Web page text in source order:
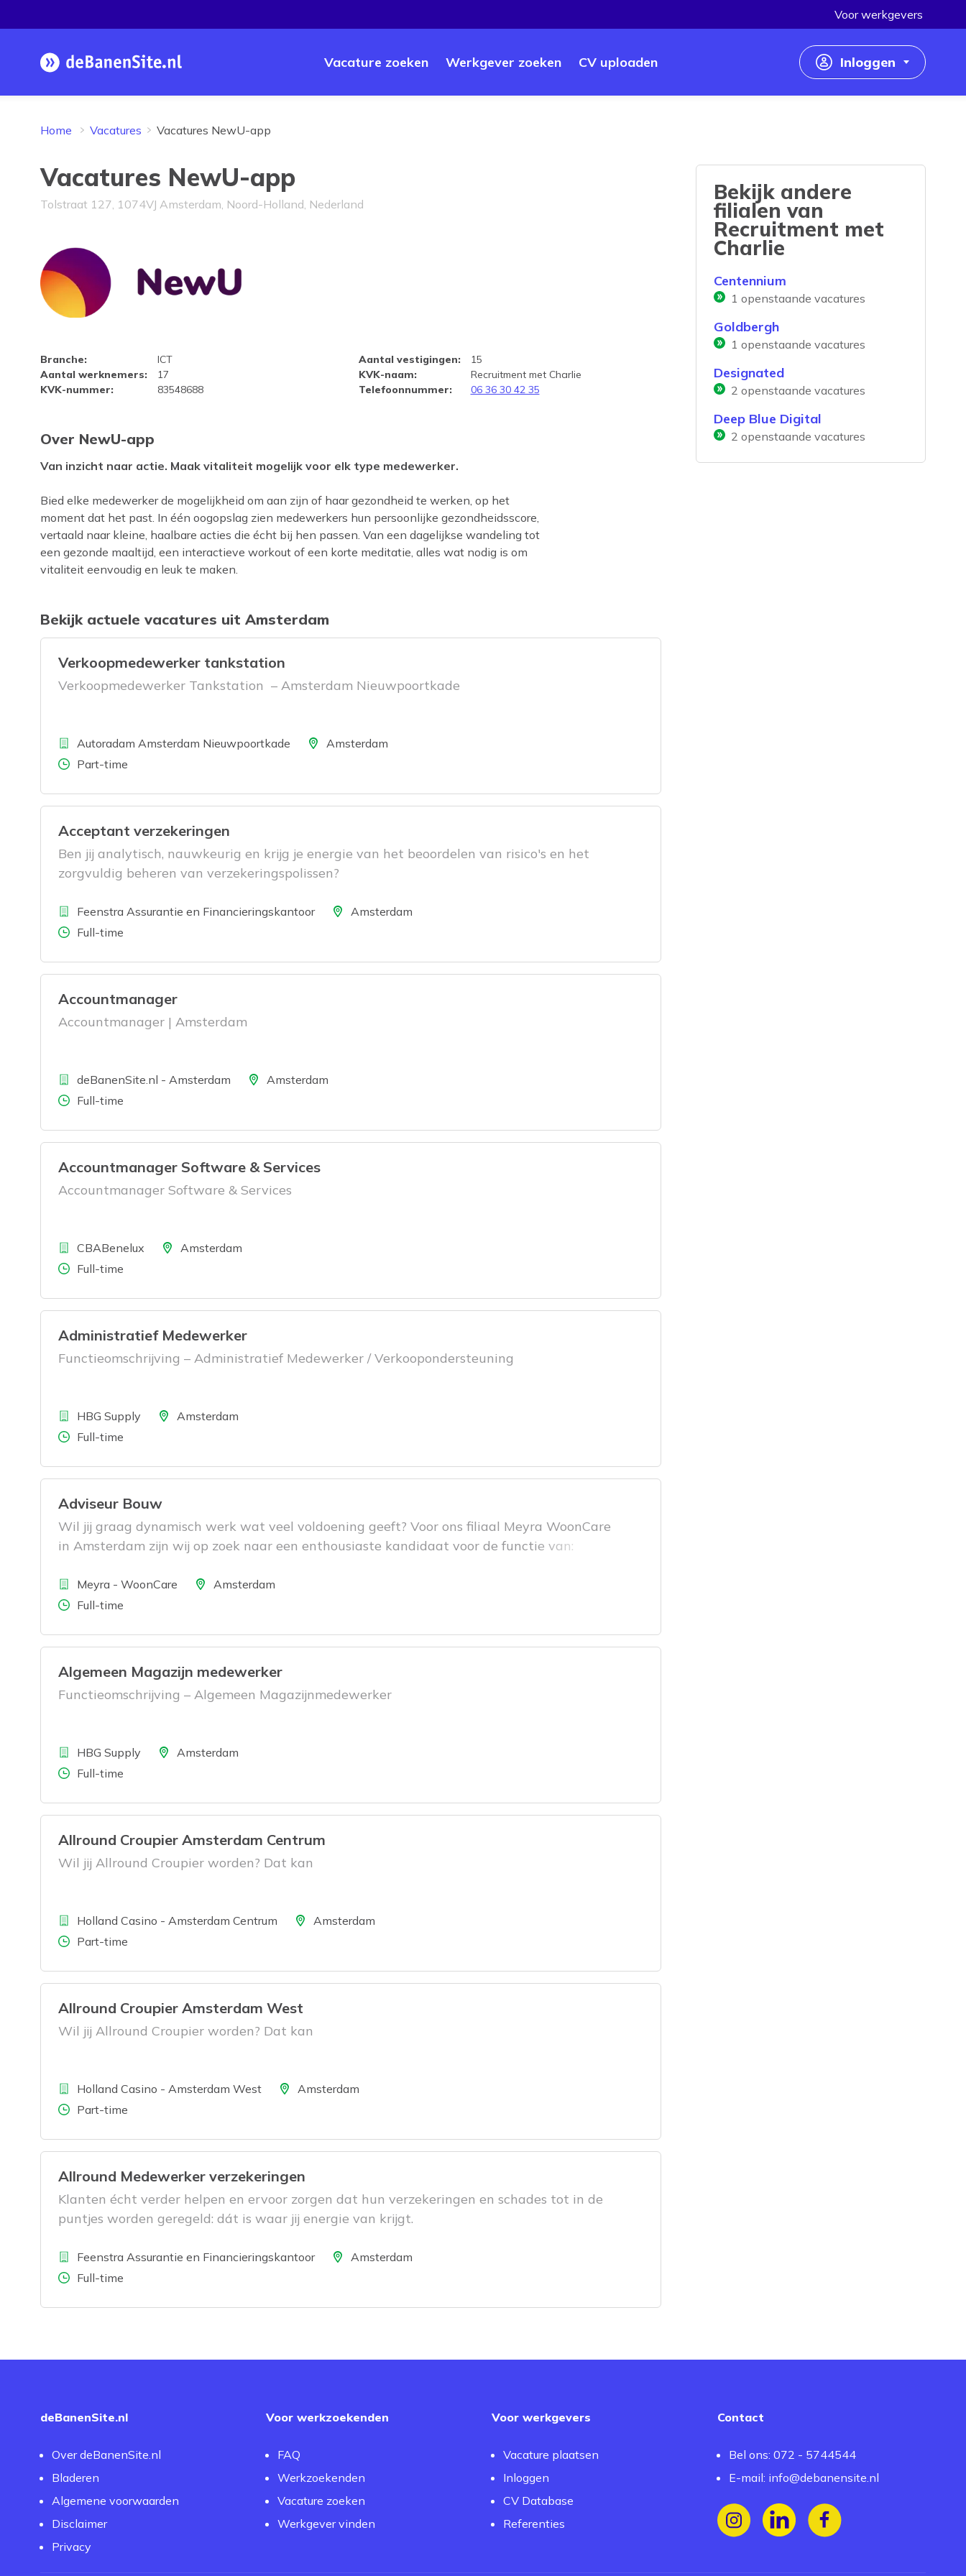
Homepage Vacature zoeken Werkgever zoeken CV uploaden
Voor werkgevers
Inloggen
Home Vacatures Vacatures NewU-app
Vacatures NewU-app
Tolstraat 127, 1074VJ Amsterdam, Noord-Holland, Nederland
Bedrijfsprofiel NewU-app
Branche: ICT Aantal vestigingen:
15
Aantal werknemers: 17 KVK-naam:
Recruitment met Charlie
KVK-nummer: 83548688 Telefoonnummer: 06 36 30 42 35
Over NewU-app
Van inzicht naar actie. Maak vitaliteit mogelijk voor elk type medewerker.
Bied elke medewerker de mogelijkheid om aan zijn of haar gezondheid te werken, op het
moment dat het past. In één oogopslag zien medewerkers hun persoonlijke gezondheidsscore,
vertaald naar kleine, haalbare acties die écht bij hen passen. Van een dagelijkse wandeling tot
een gezonde maaltijd, een interactieve workout of een korte meditatie, alles wat nodig is om
vitaliteit eenvoudig en leuk te maken.
Bekijk actuele vacatures uit Amsterdam
Verkoopmedewerker tankstation
Verkoopmedewerker Tankstation – Amsterdam Nieuwpoortkade
BedrijfAutoradam Amsterdam Nieuwpoortkade LocatieAmsterdam
Aantal uren
Part-time
Acceptant verzekeringen
Ben jij analytisch, nauwkeurig en krijg je energie van het beoordelen van risico's en het
zorgvuldig beheren van verzekeringspolissen?
BedrijfFeenstra Assurantie en FinancieringskantoorLocatieAmsterdam
Aantal uren
Full-time
Accountmanager
Accountmanager | Amsterdam
BedrijfdeBanenSite.nl - Amsterdam LocatieAmsterdam
Aantal uren
Full-time
Accountmanager Software & Services
Accountmanager Software & Services
BedrijfCBABenelux LocatieAmsterdam
Aantal uren
Full-time
Administratief Medewerker
Functieomschrijving – Administratief Medewerker / Verkoopondersteuning
BedrijfHBG Supply LocatieAmsterdam
Aantal uren
Full-time
Adviseur Bouw
Wil jij graag dynamisch werk wat veel voldoening geeft? Voor ons filiaal Meyra WoonCare
in Amsterdam zijn wij op zoek naar een enthousiaste kandidaat voor de functie van:
BedrijfMeyra - WoonCare LocatieAmsterdam
Aantal uren
Full-time
Algemeen Magazijn medewerker
Functieomschrijving – Algemeen Magazijnmedewerker
BedrijfHBG Supply LocatieAmsterdam
Aantal uren
Full-time
Allround Croupier Amsterdam Centrum
Wil jij Allround Croupier worden? Dat kan
BedrijfHolland Casino - Amsterdam Centrum LocatieAmsterdam
Aantal uren
Part-time
Allround Croupier Amsterdam West
Wil jij Allround Croupier worden? Dat kan
BedrijfHolland Casino - Amsterdam WestLocatieAmsterdam
Aantal uren
Part-time
Allround Medewerker verzekeringen
Klanten écht verder helpen en ervoor zorgen dat hun verzekeringen en schades tot in de
puntjes worden geregeld: dát is waar jij energie van krijgt.
BedrijfFeenstra Assurantie en FinancieringskantoorLocatieAmsterdam
Aantal uren
Full-time
Bekijk andere
filialen van
Recruitment met
Charlie
Centennium
1 openstaande vacatures
Goldbergh
1 openstaande vacatures
Designated
2 openstaande vacatures
Deep Blue Digital
2 openstaande vacatures
deBanenSite.nl
Over deBanenSite.nl
Bladeren
Algemene voorwaarden
Disclaimer
Privacy
Voor werkzoekenden
FAQ
Werkzoekenden
Vacature zoeken
Werkgever vinden
Voor werkgevers
Vacature plaatsen
Inloggen
CV Database
Referenties
Contact
Bel ons: 072 - 5744544
E-mail: info@debanensite.nl